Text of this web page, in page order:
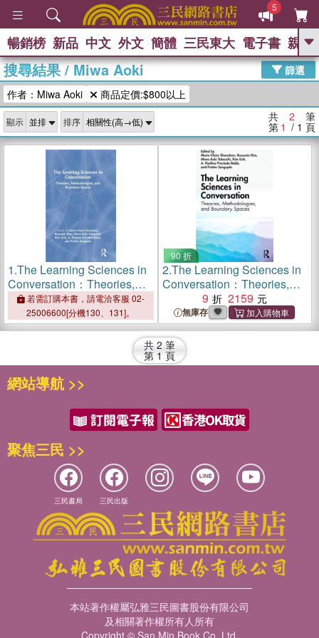
5
GO
熱搜：
暢銷榜 新品 中文 外文 簡體 三民東大 電子書 親子
搜尋結果/Miwa Aoki
篩選
作者：Miwa Aoki
商品定價:$800以上
顯示 排序 共 2 筆
第 1 / 1 頁
1.The Learning Sciences in
Conversation：Theories,
Methodologies, and
Boundary Spaces
若需訂購本書，請電洽客服 02-
25006600[分機130、131]。
90 折
2.The Learning Sciences in
Conversation：Theories,
Methodologies, and
Boundary Spaces
9 2159
無庫存
共 2 筆
第 1 頁
網站導航 >>
聚焦三民 >>
三民書局 三民出版
本站著作權屬弘雅三民圖書股份有限公司
及相關著作權所有人所有
Copyright © San Min Book Co.,Ltd.